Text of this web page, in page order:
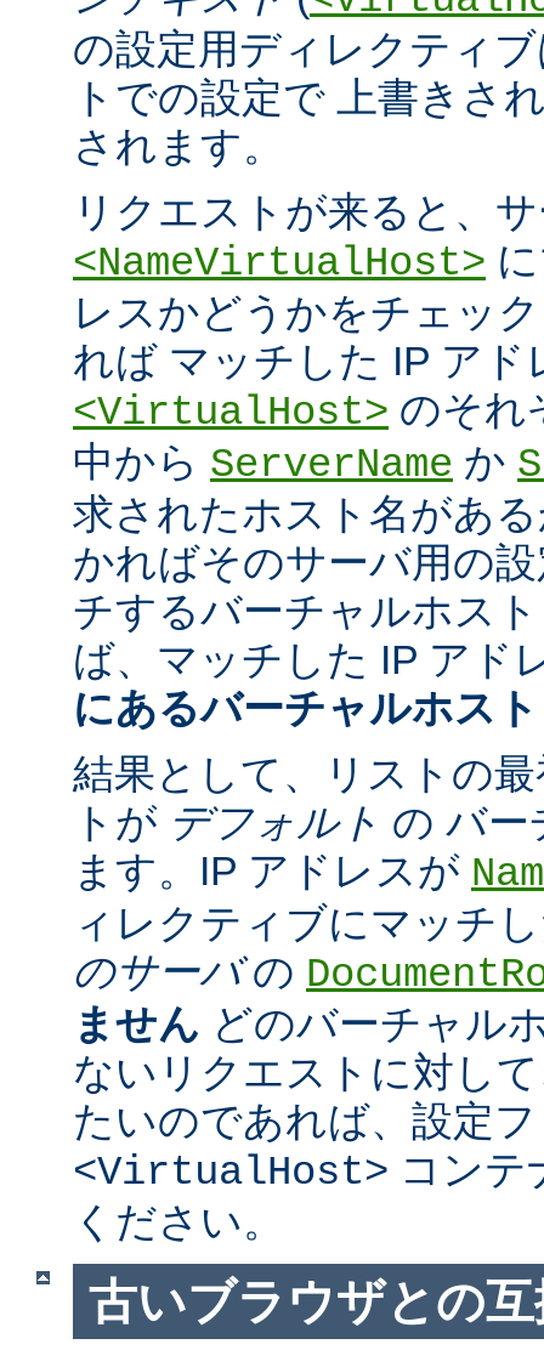
の設定用ディレクティ
トでの設定で 上書きさ
されます。
リクエストが来ると、
<NameVirtualHost>
レスかどうかをチェッ
れば マッチした IP アド
<VirtualHost> のそれ
中から ServerName か
求されたホスト名があ
かればそのサーバ用の
チするバーチャルホス
ば、マッチした IP アド
にあるバーチャルホスト
結果として、リストの
トが デフォルト の バー
ます。IP アドレスが
ィレクティブにマッチ
のサーバの
ません どのバーチャル
ないリクエストに対し
たいのであれば、設定
<VirtualHost> コンテ
ください。
古いブラウザとの